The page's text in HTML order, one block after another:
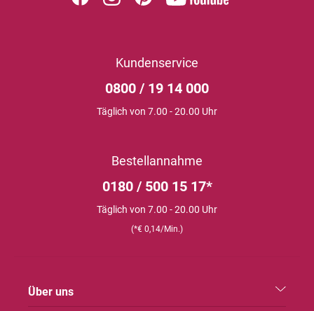
Kundenservice
0800 / 19 14 000
Täglich von 7.00 - 20.00 Uhr
Bestellannahme
0180 / 500 15 17*
Täglich von 7.00 - 20.00 Uhr
(*€ 0,14/Min.)
Über uns